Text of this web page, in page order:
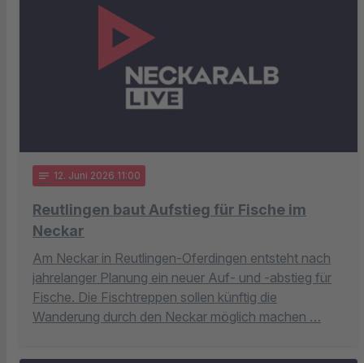
notes 12. Juni 2026 11:00
Reutlingen baut Aufstieg für Fische im
Neckar
Am Neckar in Reutlingen-Oferdingen entsteht nach
jahrelanger Planung ein neuer Auf- und -abstieg für
Fische. Die Fischtreppen sollen künftig die
Wanderung durch den Neckar möglich machen …